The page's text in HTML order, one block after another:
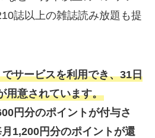
誌以上の雑誌読み放題も提
サービスを利用でき、31日
用意されています。
円分のポイントが付与さ
1,200円分のポイントが還